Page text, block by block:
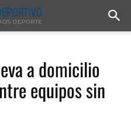
a domicilio
equipos sin